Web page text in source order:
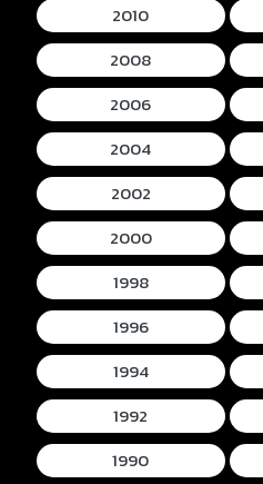
2010
2008
2006
2004
2002
2000
1998
1996
1994
1992
1990